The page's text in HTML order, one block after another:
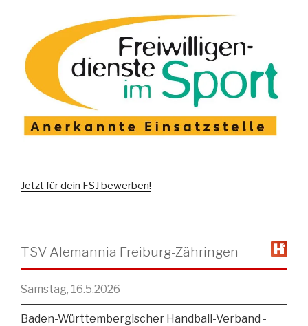
Jetzt für dein FSJ bewerben!
TSV Alemannia Freiburg-Zähringen
Samstag, 16.5.2026
Baden-Württembergischer Handball-Verband -